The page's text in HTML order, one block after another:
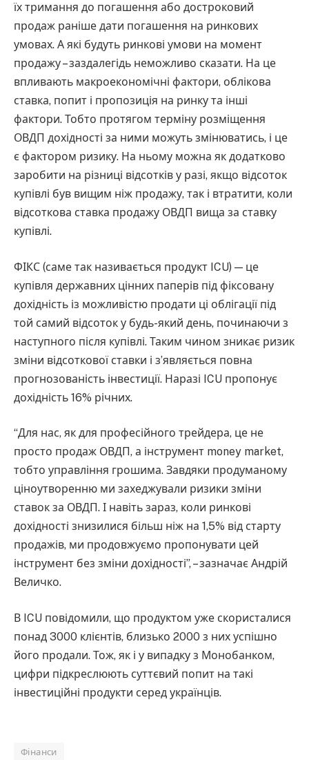
їх тримання до погашення або достроковий
продаж раніше дати погашення на ринкових
умовах. А які будуть ринкові умови на момент
продажу – заздалегідь неможливо сказати. На це
впливають макроекономічні фактори, облікова
ставка, попит і пропозиція на ринку та інші
фактори. Тобто протягом терміну розміщення
ОВДП дохідності за ними можуть змінюватись, і це
є фактором ризику. На ньому можна як додатково
заробити на різниці відсотків у разі, якщо відсоток
купівлі був вищим ніж продажу, так і втратити, коли
відсоткова ставка продажу ОВДП вища за ставку
купівлі.
ФІКС (саме так називається продукт ICU) — це
купівля державних цінних паперів під фіксовану
дохідність із можливістю продати ці облігації під
той самий відсоток у будь-який день, починаючи з
наступного після купівлі. Таким чином зникає ризик
зміни відсоткової ставки і з’являється повна
прогнозованість інвестиції. Наразі ICU пропонує
дохідність 16% річних.
“Для нас, як для професійного трейдера, це не
просто продаж ОВДП, а інструмент money market,
тобто управління грошима. Завдяки продуманому
ціноутворенню ми захеджували ризики зміни
ставок за ОВДП. І навіть зараз, коли ринкові
дохідності знизилися більш ніж на 1,5% від старту
продажів, ми продовжуємо пропонувати цей
інструмент без зміни дохідності”, – зазначає Андрій
Величко.
В ICU повідомили, що продуктом уже скористалися
понад 3000 клієнтів, близько 2000 з них успішно
його продали. Тож, як і у випадку з Монобанком,
цифри підкреслюють суттєвий попит на такі
інвестиційні продукти серед українців.
Фінанси